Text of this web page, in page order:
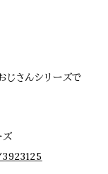
さんシリーズで